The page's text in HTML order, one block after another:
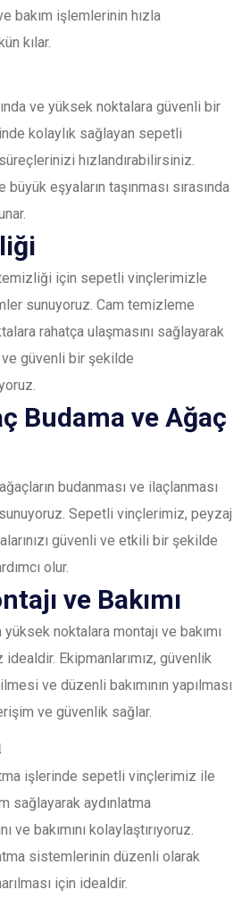
bakım işlemlerinin hızla
kılar.
ve yüksek noktalara güvenli bir
kolaylık sağlayan sepetli
hızlandırabilirsiniz.
büyük eşyaların taşınması sırasında
için sepetli vinçlerimizle
sunuyoruz. Cam temizleme
rahatça ulaşmasını sağlayarak
güvenli bir şekilde
Budama ve Ağaç
budanması ve ilaçlanması
Sepetli vinçlerimiz, peyzaj
güvenli ve etkili bir şekilde
olur.
ve Bakımı
yüksek noktalara montajı ve bakımı
Ekipmanlarımız, güvenlik
ve düzenli bakımının yapılması
ve güvenlik sağlar.
işlerinde sepetli vinçlerimiz ile
sağlayarak aydınlatma
ve bakımını kolaylaştırıyoruz.
sistemlerinin düzenli olarak
için idealdir.